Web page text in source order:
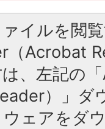
ァイルを閲
（Acrobat
、左記の
）」ダ
ェアをダ